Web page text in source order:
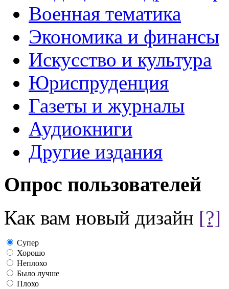
Военная тематика
Экономика и финансы
Искусство и культура
Юриспруденция
Газеты и журналы
Аудиокниги
Другие издания
Опрос пользователей
Как вам новый дизайн [?]
Супер
Хорошо
Неплохо
Было лучше
Плохо